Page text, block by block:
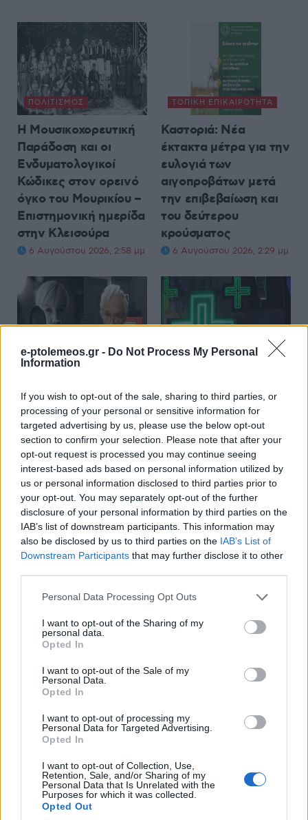
e-ptolemeos.gr - Do Not Process My Personal
Information
If you wish to opt-out of the sale, sharing to third parties, or
processing of your personal or sensitive information for
targeted advertising by us, please use the below opt-out
section to confirm your selection. Please note that after your
opt-out request is processed you may continue seeing
interest-based ads based on personal information utilized by
us or personal information disclosed to third parties prior to
your opt-out. You may separately opt-out of the further
disclosure of your personal information by third parties on the
IAB’s list of downstream participants. This information may
also be disclosed by us to third parties on the IAB’s List of
Downstream Participants that may further disclose it to other
Please note that this website/app uses one or more Google
not limited to your visit or usage behaviour. You may click to
grant or deny consent to Google and its third-party tags to
use your data for below specified purposes in below Google
consent section.
Personal Data Processing Opt Outs
I want to opt-out of the Sharing of my
personal data.
Opted In
I want to opt-out of the Sale of my
Personal Data.
Opted In
I want to opt-out of processing my
Personal Data for Targeted Advertising.
Opted In
I want to opt-out of Collection, Use,
Retention, Sale, and/or Sharing of my
Personal Data that Is Unrelated with the
Purposes for which it was collected.
Opted Out
ΠΟΛΙΤΙΣΜΌΣ
Η Μουσικοχορευτική
Παράδοση και οι
Ενδυματολογικοί
Κώδικες στον ορεινό
όγκο του Μουρικίου –
Επιστημονική ημερίδα
στην Κλεισούρα
6 Αυγούστου 2026, 2:58 μμ
ΤΟΠΙΚΉ ΕΠΙΚΑΙΡΌΤΗΤΑ
Καστοριά: Νέα
έκτακτα μέτρα για την
ευλογιά των
αιγοπροβάτων μετά
την επιβεβαίωση και
του δεύτερου
κρούσματος
6 Αυγούστου 2026, 2:29 μμ
TRUE STORY RADIO
Επ. Πρόεδρος του
Συλλόγου
Καρκινοπαθών στην
Α. Κοτζακόλιου για τα
προβλήματα του
Ογκολογικού του
Μποδοσάκειου
6 Αυγούστου 2026, 2:00 μμ
ΤΟΠΙΚΉ ΕΠΙΚΑΙΡΌΤΗΤΑ
φαρμακείων σε
Κοζάνη και
Πτολεμαΐδα από 10
έως 16 Αυγούστου
6 Αυγούστου 2026, 1:30 μμ
ΡΕΠΟΡΤΆΖ
κρούσμα ευλογιάς
στον Γέρμα Καστοριάς
6 Αυγούστου 2026, 1:24 μμ
ΤΟΠΙΚΉ ΕΠΙΚΑΙΡΌΤΗΤΑ
συνεργασιών του
Υπογραφή Μνημονίου